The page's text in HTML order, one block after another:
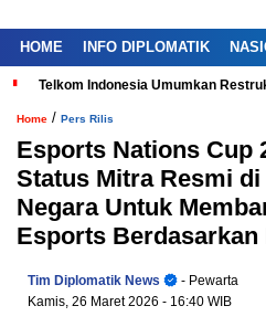
HOME INFO DIPLOMATIK
Telkom Indonesia Umumkan
Home / Pers Rilis
Esports Nations Cup
Status Mitra Resmi
Negara Untuk
Esports Berdasarkan
Tim Diplomatik News
- Pewarta
Kamis, 26 Maret 2026 - 16:40 WIB